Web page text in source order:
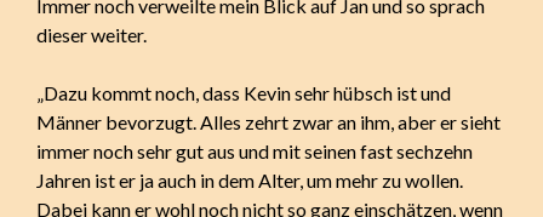
Immer noch verweilte mein Blick auf Jan und so sprach
dieser weiter.
„Dazu kommt noch, dass Kevin sehr hübsch ist und
Männer bevorzugt. Alles zehrt zwar an ihm, aber er sieht
immer noch sehr gut aus und mit seinen fast sechzehn
Jahren ist er ja auch in dem Alter, um mehr zu wollen.
Dabei kann er wohl noch nicht so ganz einschätzen, wenn